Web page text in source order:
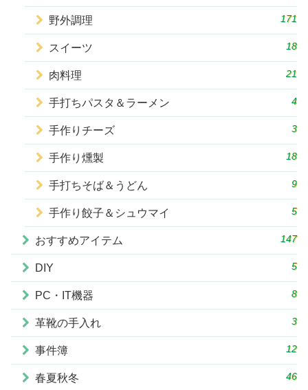
野外調理 171
スイーツ 18
肉料理 21
手打ちパスタ＆ラーメン 4
手作りチーズ 3
手作り燻製 18
手打ちそば＆うどん 9
手作り餃子＆シュウマイ 5
おすすめアイテム 147
DIY 5
PC・IT機器 8
革靴の手入れ 3
事件簿 12
春夏秋冬 46